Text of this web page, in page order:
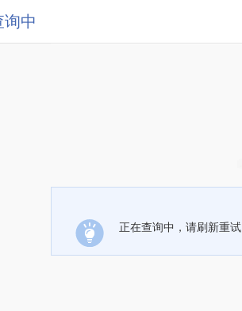
询中
正在查询中，请刷新重试